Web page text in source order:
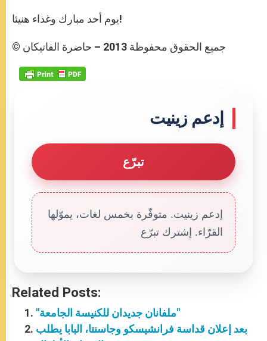
يوم أحد مبارك وغذاء هنيئا!
© جميع الحقوق محفوظة 2013 – حاضرة الفاتيكان
إدعم زينيت
تبرّع
إدعم زينيت. متوفّرة بخمس لغات، يموّلها
القرّاء. إشترك تبرّع
Related Posts:
"ملفانان جديدان للكنيسة الجامعة"
بعد إعلان قداسة فرانشيسكو وجاسنتا، البابا يطلب